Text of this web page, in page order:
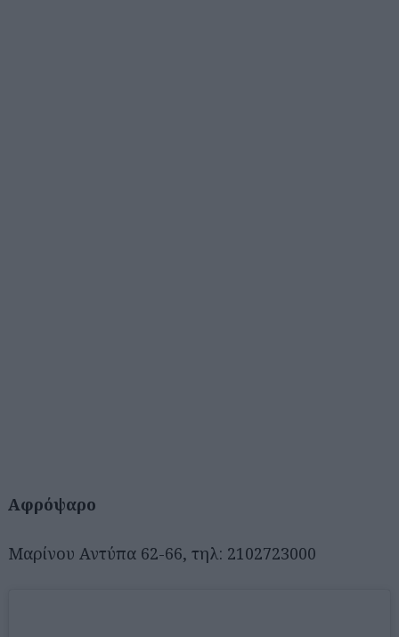
Αφρόψαρο
Μαρίνου Αντύπα 62-66, τηλ: 2102723000